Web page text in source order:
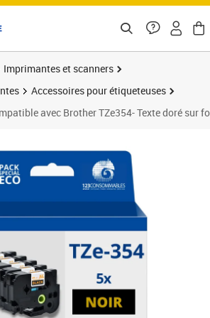
Imprimantes et scanners
Accessoires pour étiqueteuses
avec Brother TZe354- Texte doré sur